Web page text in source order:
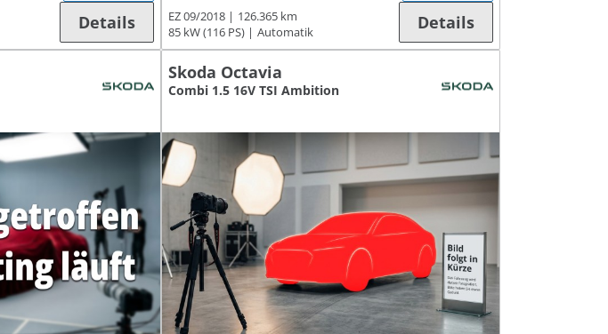
Details EZ 09/2018
126.365 km
85 kW (116 PS)
Automatik Details
Skoda Octavia
Combi 1.5 16V TSI Ambition